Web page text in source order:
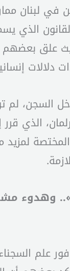
في لبنان
الذي
علق بعضهم
دلالات
السجن، لم
الذي
وهدوء
علم